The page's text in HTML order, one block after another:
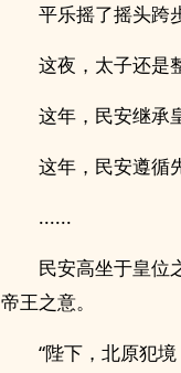
平乐摇了摇头跨
这夜，太子还是
这年，民安继承
这年，民安遵循
......
民安高坐于皇位
帝王之意。
“陛下，北原犯